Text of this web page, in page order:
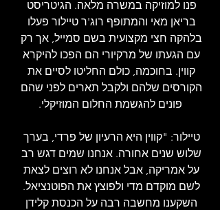
פנו למוזיקה במשרה מלאה. הגיטריסט
בריאן מאי והמתופף רוג'ר טיילור פעלו
בלהקה חצי מקצועית בשם סמייל, אך רק
עם הגעתו של מרקיורי הם הפכו להיקרא
קווין. בחוכמה, כולם החליטו לסיים את
הקורסים שלהם ולקבל תארים לפני שהם
פונים להגשמת החלום המוזיקלי.
טיילור: "קווין היא הרעיון של פרדי, בערך
שלוש שנים אחורה. אנחנו שמים דגש רב
על אמריקה, אבל אנחנו לא רוצים לצאת
לשם מוקדם מדי ולפוצץ את הפוטנציאל.
השקענו מחשבה רבה על הכנסת קלידן